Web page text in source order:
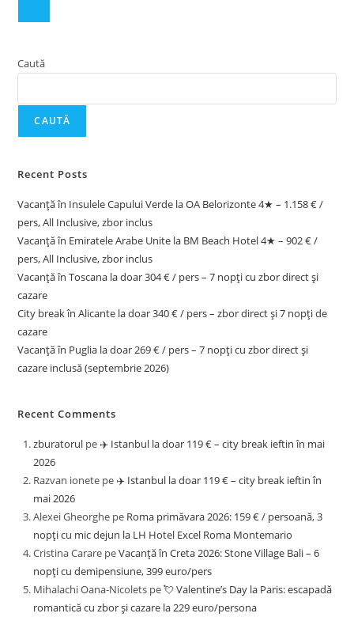
Caută
CAUTĂ
Recent Posts
Vacanță în Insulele Capului Verde la OA Belorizonte 4★ – 1.158 € /
pers, All Inclusive, zbor inclus
Vacanță în Emiratele Arabe Unite la BM Beach Hotel 4★ – 902 € /
pers, All Inclusive, zbor inclus
Vacanță în Toscana la doar 304 € / pers – 7 nopți cu zbor direct și
cazare
City break în Alicante la doar 340 € / pers – zbor direct și 7 nopți de
cazare
Vacanță în Puglia la doar 269 € / pers – 7 nopți cu zbor direct și
cazare inclusă (septembrie 2026)
Recent Comments
zburatorul pe ✈️ Istanbul la doar 119 € – city break ieftin în mai
2026
Razvan ionete pe ✈️ Istanbul la doar 119 € – city break ieftin în
mai 2026
Alexei Gheorghe pe Roma primăvara 2026: 159 € / persoană, 3
nopți cu mic dejun la LH Hotel Excel Roma Montemario
Cristina Carare peVacanță în Creta 2026: Stone Village Bali – 6
nopți cu demipensiune, 399 euro/pers
Mihalachi Oana-Nicolets pe💘 Valentine’s Day la Paris: escapadă
romantică cu zbor și cazare la 229 euro/persona